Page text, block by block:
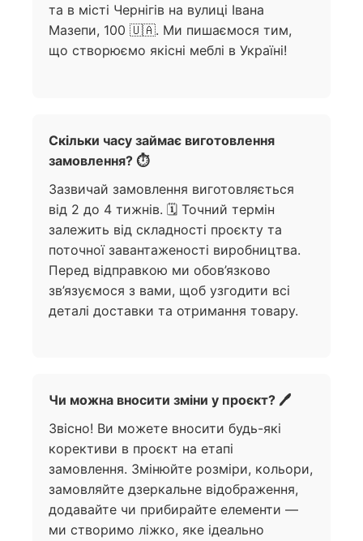
та в місті Чернігів на вулиці Івана
Мазепи, 100 🇺🇦. Ми пишаємося тим,
що створюємо якісні меблі в Україні!
Скільки часу займає виготовлення
замовлення? ⏱️
Зазвичай замовлення виготовляється
від 2 до 4 тижнів. 🗓️ Точний термін
залежить від складності проєкту та
поточної завантаженості виробництва.
Перед відправкою ми обов’язково
зв’язуємося з вами, щоб узгодити всі
деталі доставки та отримання товару.
Чи можна вносити зміни у проєкт? 🖊️
Звісно! Ви можете вносити будь-які
корективи в проєкт на етапі
замовлення. Змінюйте розміри, кольори,
замовляйте дзеркальне відображення,
додавайте чи прибирайте елементи —
ми створимо ліжко, яке ідеально